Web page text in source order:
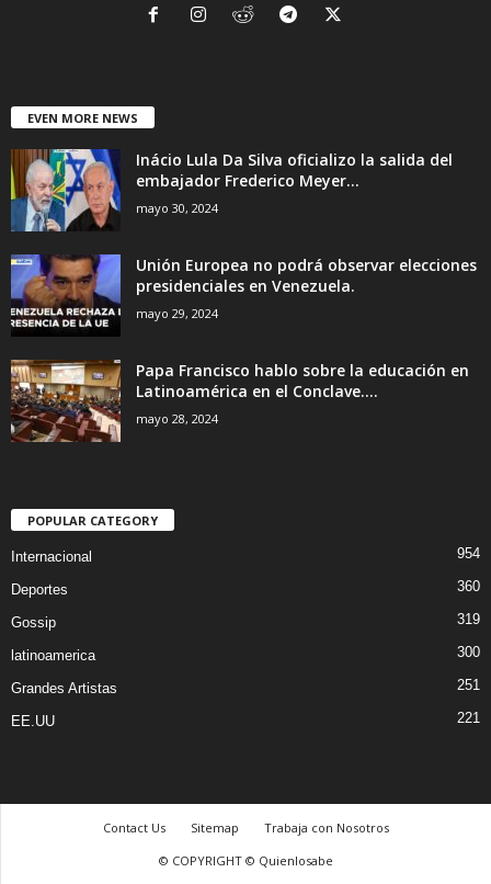
EVEN MORE NEWS
Inácio Lula Da Silva oficializo la salida del
embajador Frederico Meyer...
mayo 30, 2024
Unión Europea no podrá observar elecciones
presidenciales en Venezuela.
mayo 29, 2024
Papa Francisco hablo sobre la educación en
Latinoamérica en el Conclave....
mayo 28, 2024
POPULAR CATEGORY
Internacional 954
Deportes 360
Gossip 319
latinoamerica 300
Grandes Artistas 251
EE.UU 221
Contact Us Sitemap
Trabaja con Nosotros
© COPYRIGHT © Quienlosabe